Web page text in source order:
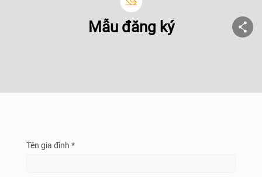
Mẫu đăng ký
Tên gia đình *